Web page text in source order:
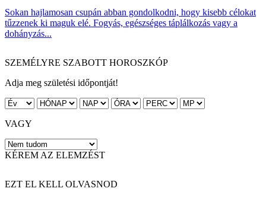
Sokan hajlamosan csupán abban gondolkodni, hogy kisebb célokat
tűzzenek ki maguk elé. Fogyás, egészséges táplálkozás vagy a
dohányzás...
SZEMÉLYRE SZABOTT HOROSZKÓP
Adja meg születési időpontját!
VAGY
KÉREM AZ ELEMZÉST
EZT EL KELL OLVASNOD